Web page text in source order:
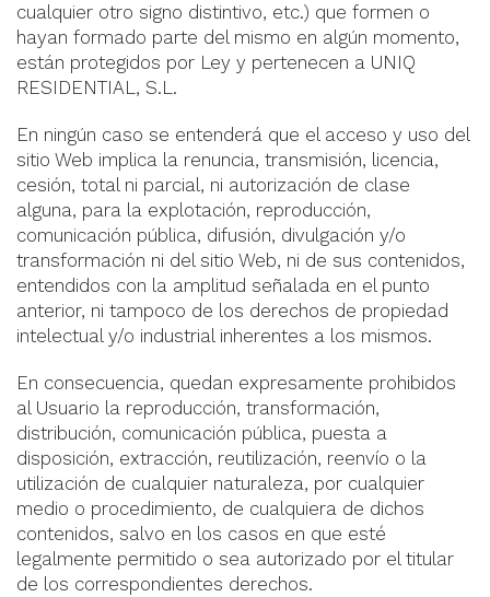
cualquier otro signo distintivo, etc.) que formen o
hayan formado parte del mismo en algún momento,
están protegidos por Ley y pertenecen a UNIQ
RESIDENTIAL, S.L.
En ningún caso se entenderá que el acceso y uso del
sitio Web implica la renuncia, transmisión, licencia,
cesión, total ni parcial, ni autorización de clase
alguna, para la explotación, reproducción,
comunicación pública, difusión, divulgación y/o
transformación ni del sitio Web, ni de sus contenidos,
entendidos con la amplitud señalada en el punto
anterior, ni tampoco de los derechos de propiedad
intelectual y/o industrial inherentes a los mismos.
En consecuencia, quedan expresamente prohibidos
al Usuario la reproducción, transformación,
distribución, comunicación pública, puesta a
disposición, extracción, reutilización, reenvío o la
utilización de cualquier naturaleza, por cualquier
medio o procedimiento, de cualquiera de dichos
contenidos, salvo en los casos en que esté
legalmente permitido o sea autorizado por el titular
de los correspondientes derechos.